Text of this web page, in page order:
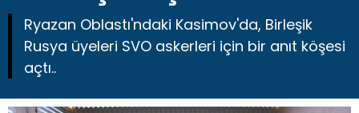
Ryazan Oblastı'ndaki Kasimov'da, Birleşik
Rusya üyeleri SVO askerleri için bir anıt köşesi
açtı..